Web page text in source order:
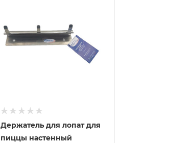
Держатель для лопат для
пиццы настенный